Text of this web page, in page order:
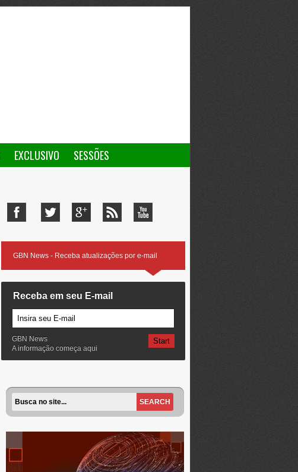
EXCLUSIVO
SESSÕES
GBN News - Receba atualizações por e-mail
Receba em seu E-mail
GBN News
A informação começa aqui